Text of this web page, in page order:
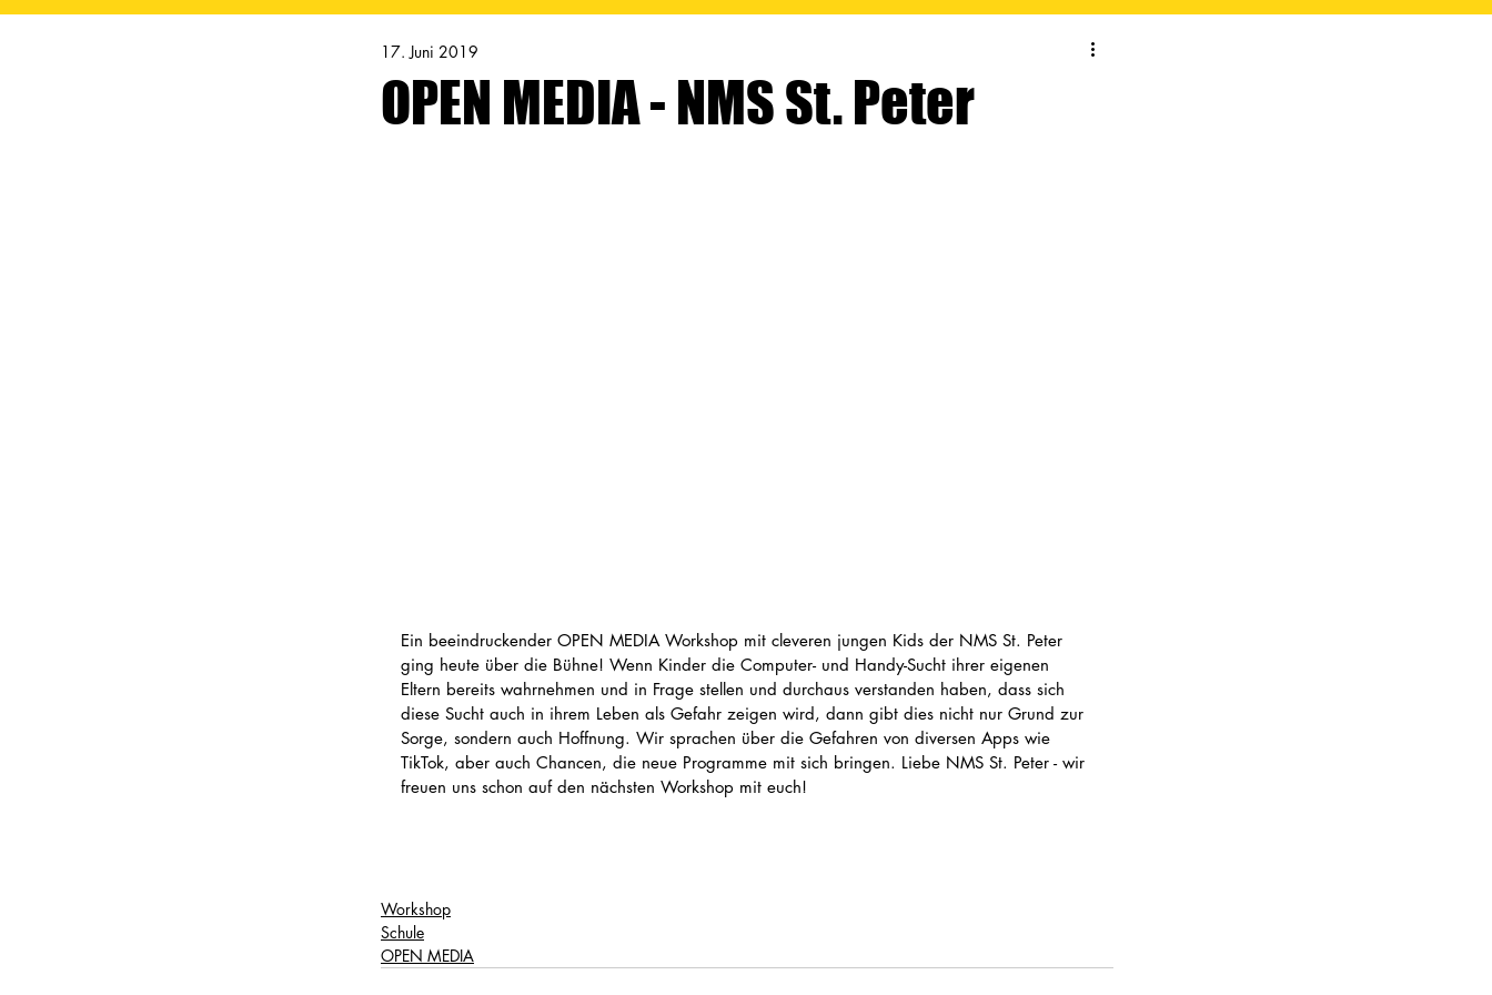
OPEN MEDIA - NMS St. Peter
17. Juni 2019
Ein beeindruckender OPEN MEDIA Workshop mit cleveren jungen Kids der NMS St. Peter
ging heute über die Bühne! Wenn Kinder die Computer- und Handy-Sucht ihrer eigenen
Eltern bereits wahrnehmen und in Frage stellen und durchaus verstanden haben, dass sich
diese Sucht auch in ihrem Leben als Gefahr zeigen wird, dann gibt dies nicht nur Grund zur
Sorge, sondern auch Hoffnung. Wir sprachen über die Gefahren von diversen Apps wie
TikTok, aber auch Chancen, die neue Programme mit sich bringen. Liebe NMS St. Peter - wir
freuen uns schon auf den nächsten Workshop mit euch!
Workshop
Schule
OPEN MEDIA